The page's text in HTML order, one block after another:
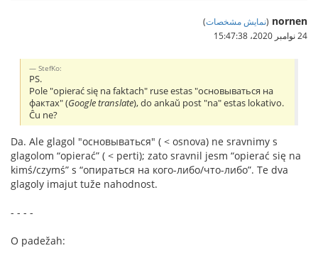
nornen
(نمایش مشخصات)
24 نوامبر 2020،‏ 15:47:38
StefKo:
PS.
Pole "opierać się na faktach" ruse estas "основываться на
фактах" (Google translate), do ankaŭ post "na" estas lokativo.
Ĉu ne?
Da. Ale glagol "основываться" ( < osnova) ne sravnimy s
glagolom “opierać” ( < perti); zato sravnil jesm “opierać się na
kimś/czymś” s “опираться на кого-либо/что-либо”. Te dva
glagoly imajut tuže nahodnost.
- - - -
O padežah: